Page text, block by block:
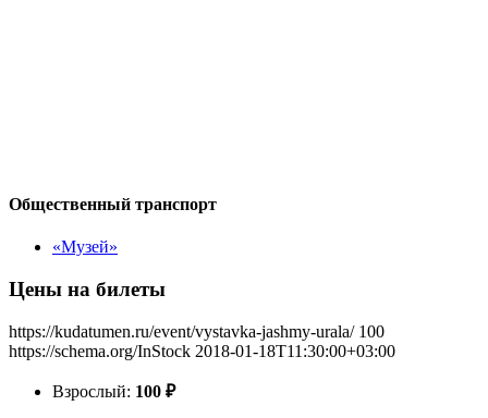
Общественный транспорт
«Музей»
Цены на билеты
https://kudatumen.ru/event/vystavka-jashmy-urala/ 100
https://schema.org/InStock 2018-01-18T11:30:00+03:00
Взрослый: 100 ₽